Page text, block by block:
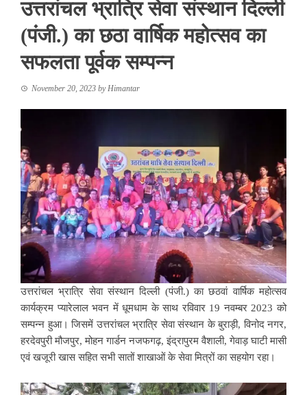
उत्तरांचल भ्रात्रि सेवा संस्थान दिल्ली
(पंजी.) का छठा वार्षिक महोत्सव का
सफलता पूर्वक सम्पन्न
November 20, 2023 byHimantar
उत्तरांचल भ्रात्रि सेवा संस्थान दिल्ली (पंजी.) का छठवां वार्षिक महोत्सव
कार्यक्रम प्यारेलाल भवन में धूमधाम के साथ रविवार 19 नवम्बर 2023 को
सम्पन्न हुआ। जिसमें उत्तरांचल भ्रात्रि सेवा संस्थान के बुराड़ी, विनोद नगर,
हरदेवपुरी मौजपुर, मोहन गार्डन नजफगढ़, इंद्रापुरम वैशाली, गेवाड़ घाटी मासी
एवं खजूरी खास सहित सभी सातों शाखाओं के सेवा मित्रों का सहयोग रहा।